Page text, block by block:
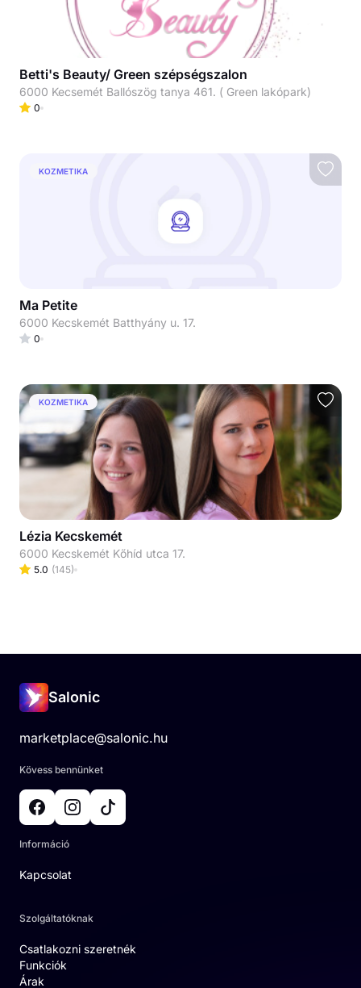
Betti's Beauty/ Green szépségszalon
6000 Kecsemét Ballószög tanya 461. ( Green lakópark)
0
KOZMETIKA
Ma Petite
6000 Kecskemét Batthyány u. 17.
0
KOZMETIKA
Lézia Kecskemét
6000 Kecskemét Kőhíd utca 17.
5.0 (145)
Salonic
marketplace@salonic.hu
Kövess bennünket
Információ
Kapcsolat
Szolgáltatóknak
Csatlakozni szeretnék
Funkciók
Árak